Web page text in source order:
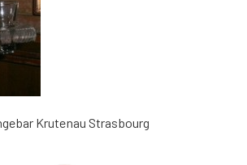
Krutenau Strasbourg